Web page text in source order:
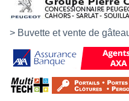
> Buvette et vente de